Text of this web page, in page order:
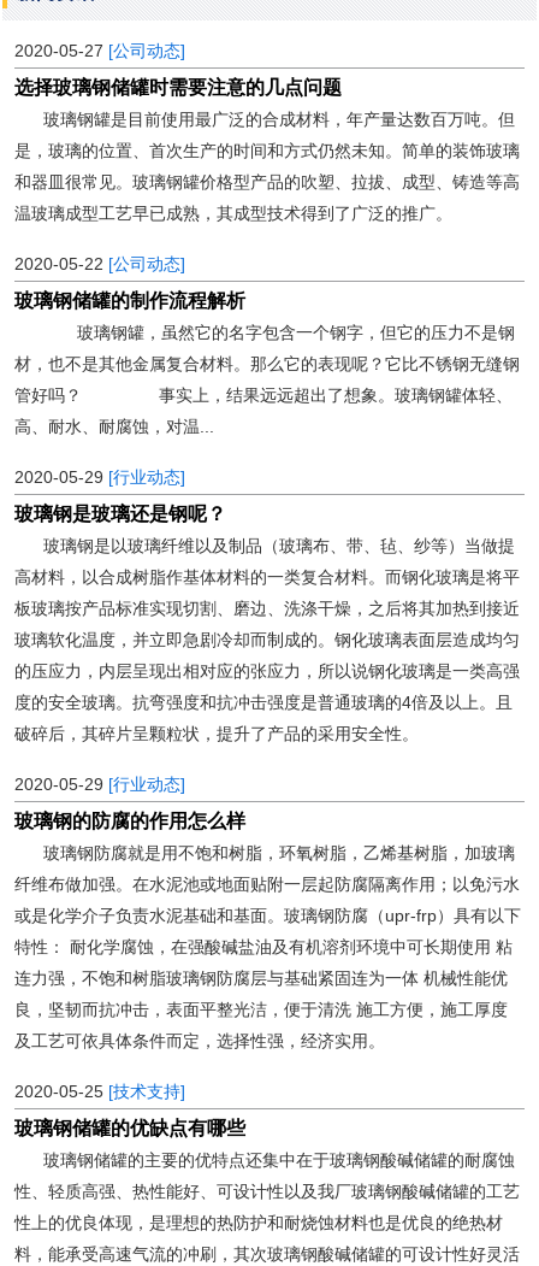
2020-05-27 [公司动态]
选择玻璃钢储罐时需要注意的几点问题
玻璃钢罐是目前使用最广泛的合成材料，年产量达数百万吨。但
是，玻璃的位置、首次生产的时间和方式仍然未知。简单的装饰玻璃
和器皿很常见。玻璃钢罐价格型产品的吹塑、拉拔、成型、铸造等高
温玻璃成型工艺早已成熟，其成型技术得到了广泛的推广。
2020-05-22 [公司动态]
玻璃钢储罐的制作流程解析
玻璃钢罐，虽然它的名字包含一个钢字，但它的压力不是钢
材，也不是其他金属复合材料。那么它的表现呢？它比不锈钢无缝钢
管好吗？ 事实上，结果远远超出了想象。玻璃钢罐体轻、
高、耐水、耐腐蚀，对温...
2020-05-29 [行业动态]
玻璃钢是玻璃还是钢呢？
玻璃钢是以玻璃纤维以及制品（玻璃布、带、毡、纱等）当做提
高材料，以合成树脂作基体材料的一类复合材料。而钢化玻璃是将平
板玻璃按产品标准实现切割、磨边、洗涤干燥，之后将其加热到接近
玻璃软化温度，并立即急剧冷却而制成的。钢化玻璃表面层造成均匀
的压应力，内层呈现出相对应的张应力，所以说钢化玻璃是一类高强
度的安全玻璃。抗弯强度和抗冲击强度是普通玻璃的4倍及以上。且
破碎后，其碎片呈颗粒状，提升了产品的采用安全性。
2020-05-29 [行业动态]
玻璃钢的防腐的作用怎么样
玻璃钢防腐就是用不饱和树脂，环氧树脂，乙烯基树脂，加玻璃
纤维布做加强。在水泥池或地面贴附一层起防腐隔离作用；以免污水
或是化学介子负责水泥基础和基面。玻璃钢防腐（upr-frp）具有以下
特性： 耐化学腐蚀，在强酸碱盐油及有机溶剂环境中可长期使用 粘
连力强，不饱和树脂玻璃钢防腐层与基础紧固连为一体 机械性能优
良，坚韧而抗冲击，表面平整光洁，便于清洗 施工方便，施工厚度
及工艺可依具体条件而定，选择性强，经济实用。
2020-05-25 [技术支持]
玻璃钢储罐的优缺点有哪些
玻璃钢储罐的主要的优特点还集中在于玻璃钢酸碱储罐的耐腐蚀
性、轻质高强、热性能好、可设计性以及我厂玻璃钢酸碱储罐的工艺
性上的优良体现，是理想的热防护和耐烧蚀材料也是优良的绝热材
料，能承受高速气流的冲刷，其次玻璃钢酸碱储罐的可设计性好灵活